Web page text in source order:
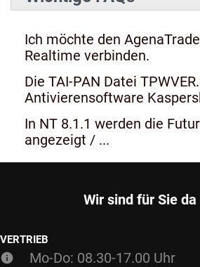
Ich möchte den
Realtime verbinden.
Die TAI-PAN Datei
Antivierensoftware
In NT 8.1.1 werden die
angezeigt / ...
Wir sind für Sie da
VERTRIEB
Mo-Do: 08.30-17.00 Uhr